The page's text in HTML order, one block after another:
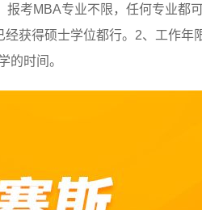
考MBA专业不限，任何专业都
获得硕士学位都行。2、工作年
的时间。